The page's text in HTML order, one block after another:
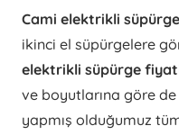
Cami elektrikli
ikinci el süpürgelere
elektrikli süpürge
ve boyutlarına göre de
yapmış olduğumuz